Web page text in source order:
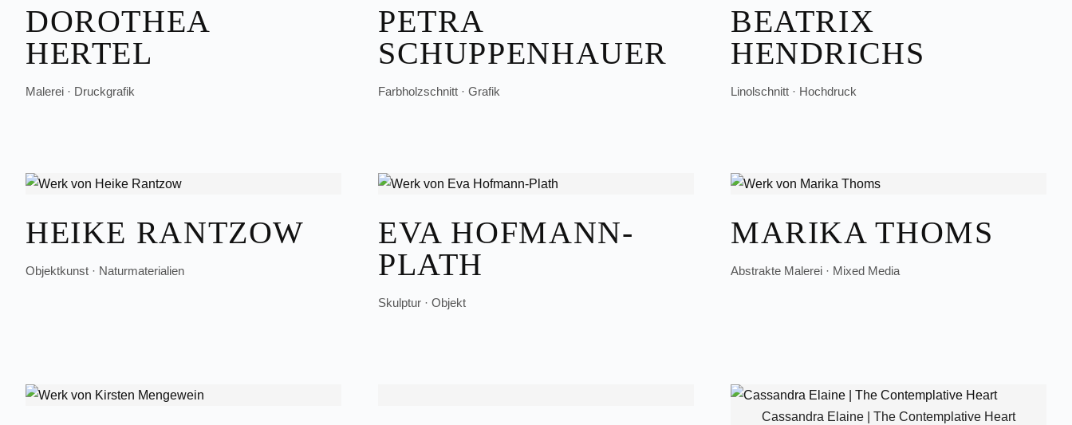
DOROTHEA
HERTEL
Malerei · Druckgrafik
PETRA
SCHUPPENHAUER
Farbholzschnitt · Grafik
BEATRIX
HENDRICHS
Linolschnitt · Hochdruck
HEIKE RANTZOW
Objektkunst · Naturmaterialien
EVA HOFMANN-
PLATH
Skulptur · Objekt
MARIKA THOMS
Abstrakte Malerei · Mixed Media
Cassandra Elaine | The Contemplative Heart